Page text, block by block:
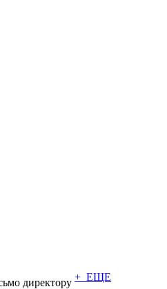
директору + ЕЩЕ